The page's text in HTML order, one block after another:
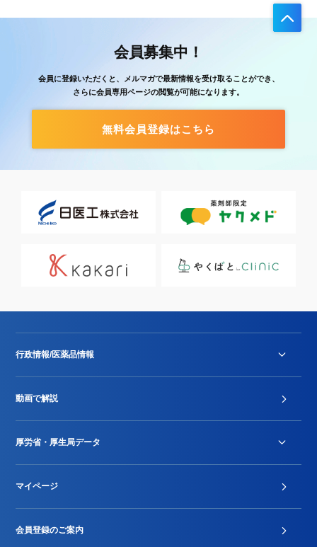
会員募集中！
会員に登録いただくと、メルマガで最新情報を受け取ることができ、
さらに会員専用ページの閲覧が可能になります。
無料会員登録はこちら
行政情報/医薬品情報
Stu-GEレポート
動画で解説
厚労省・厚生局データ
2024年度新設項目届出状況
マイページ
会員登録のご案内